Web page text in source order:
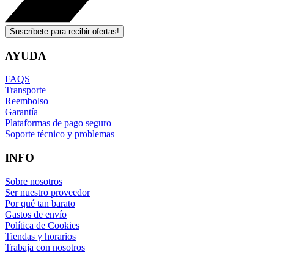
Suscríbete para recibir ofertas!
AYUDA
FAQS
Transporte
Reembolso
Garantía
Plataformas de pago seguro
Soporte técnico y problemas
INFO
Sobre nosotros
Ser nuestro proveedor
Por qué tan barato
Gastos de envío
Política de Cookies
Tiendas y horarios
Trabaja con nosotros